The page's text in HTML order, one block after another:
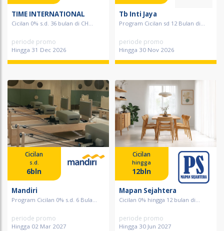
TIME INTERNATIONAL
Cicilan 0% s.d. 36 bulan di CH...
periode promo
Hingga 31 Dec 2026
Tb Inti Jaya
Program Cicilan sd 12 Bulan di...
periode promo
Hingga 30 Nov 2026
Cicilan
s.d.
6bln
Mandiri
Program Cicilan 0% s.d. 6 Bula...
periode promo
Hingga 02 Mar 2027
Cicilan
hingga
12bln
Mapan Sejahtera
Cicilan 0% hingga 12 bulan di...
periode promo
Hingga 30 Jun 2027